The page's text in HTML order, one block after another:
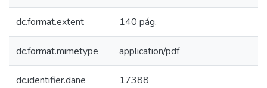
dc.format.extent 140 pág.
dc.format.mimetype application/pdf
dc.identifier.dane 17388